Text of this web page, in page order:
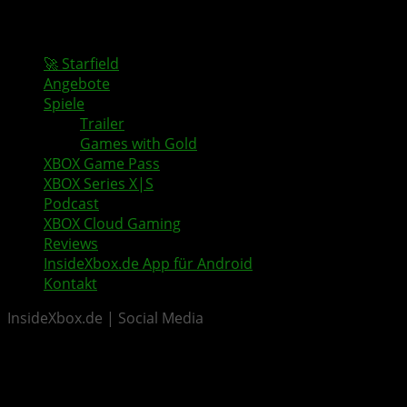
🚀 Starfield
Angebote
Spiele
Trailer
Games with Gold
XBOX Game Pass
XBOX Series X|S
Podcast
XBOX Cloud Gaming
Reviews
InsideXbox.de App für Android
Kontakt
InsideXbox.de | Social Media